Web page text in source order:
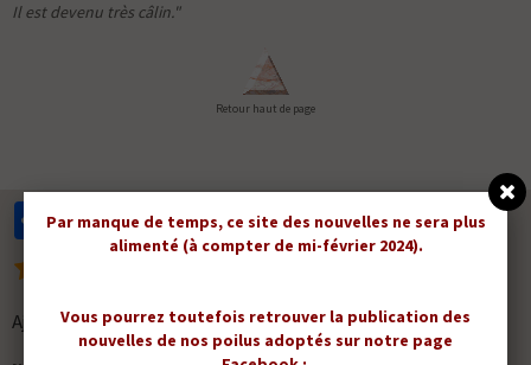
Il est devenu très câlin."
Retour haut de page
FacebookTwitter
Ajouter un commentaire
Par manque de temps, ce site des nouvelles ne sera plus
alimenté (à compter de mi-février 2024).
Vous pourrez toutefois retrouver la publication des
nouvelles de nos poilus adoptés sur notre page